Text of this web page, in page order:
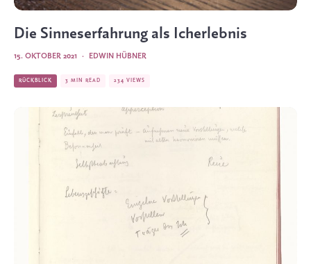
Die Sinneserfahrung als Icherlebnis
EDWIN HÜBNER
·
15. OKTOBER 2021
RÜCKBLICK 3 MIN READ 234 VIEWS